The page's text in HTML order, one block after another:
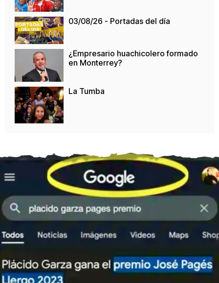
03/08/26 - Portadas del día
¿Empresario huachicolero formado
en Monterrey?
La Tumba